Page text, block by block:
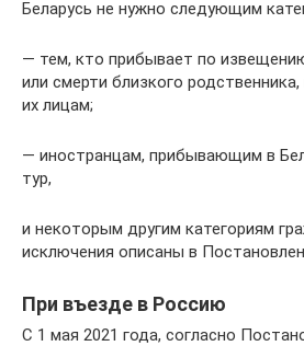
Беларусь не нужно следующим
— тем, кто прибывает по
или смерти близкого
их лицам;
— иностранцам, прибывающим в
тур,
и некоторым другим категориям
исключения описаны в
При въезде в Россию
С 1 мая 2021 года, согласно